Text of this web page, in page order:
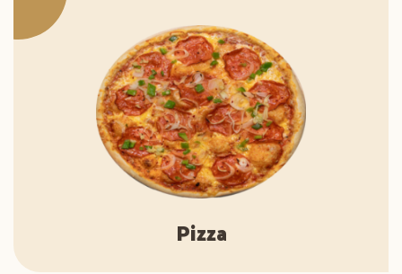
Pizza